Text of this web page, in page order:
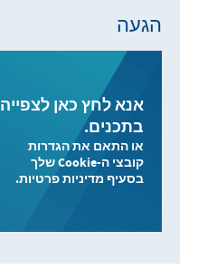
הגעה
אנא לחץ כאן לצפייה
בתכנים.
או התאם את הגדרות
קובצי ה-Cookie שלך
בסעיף מדיניות פרטיות.